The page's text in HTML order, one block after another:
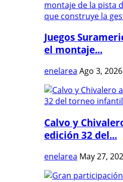
Juegos
el montaje...
enelarea Ago 3, 2026
Calvo y
edición 32 del...
enelarea May 27,